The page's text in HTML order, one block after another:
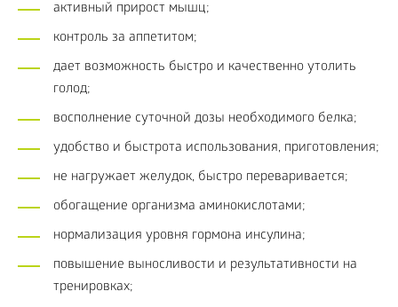
активный прирост мышц;
контроль за аппетитом;
дает возможность быстро и качественно утолить
голод;
восполнение суточной дозы необходимого белка;
удобство и быстрота использования, приготовления;
не нагружает желудок, быстро переваривается;
обогащение организма аминокислотами;
нормализация уровня гормона инсулина;
повышение выносливости и результативности на
тренировках;